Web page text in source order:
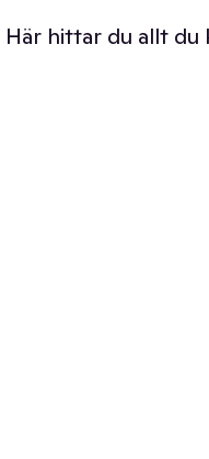
Här hittar du allt du